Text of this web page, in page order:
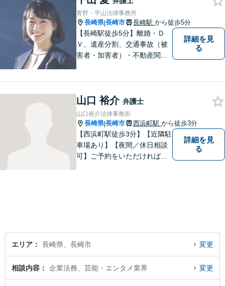
青野・平山法律事務所
長崎県|長崎市 長崎駅 から徒歩5分
【長崎駅徒歩5分】離婚・Ｄ
Ｖ、遺産分割、交通事故（被
害者・加害者）・不動産関連
詳細を見
る
山口 裕介 弁護士
山口裕介法律事務所
長崎県|長崎市 西浜町駅 から徒歩3分
【西浜町駅徒歩3分】【近隣駐
車場あり】【夜間／休日相談
可】ご予約をいただければ、
詳細を見
る
エリア 長崎県、長崎市 変更
相談内容 企業法務、芸能・エンタメ業界 変更